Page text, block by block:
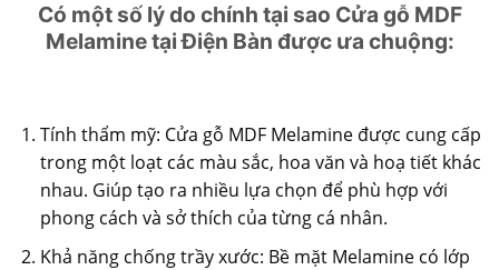
Có một số lý do chính tại sao Cửa gỗ MDF
Melamine tại Điện Bàn được ưa chuộng:
Tính thẩm mỹ: Cửa gỗ MDF Melamine được cung cấp
trong một loạt các màu sắc, hoa văn và hoạ tiết khác
nhau. Giúp tạo ra nhiều lựa chọn để phù hợp với
phong cách và sở thích của từng cá nhân.
Khả năng chống trầy xước: Bề mặt Melamine có lớp